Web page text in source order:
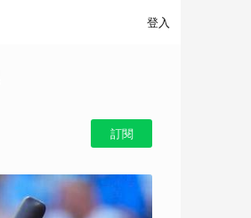
登入
訂閱